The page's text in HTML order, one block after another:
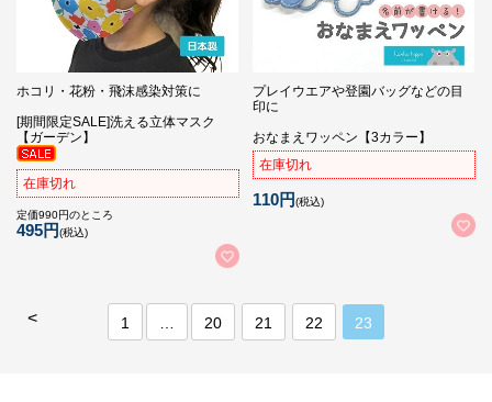
ホコリ・花粉・飛沫感染対策に
[期間限定SALE]洗える立体マスク
【ガーデン】
在庫切れ
定価990円のところ
495円(税込)
プレイウエアや登園バッグなどの目
印に
おなまえワッペン【3カラー】
在庫切れ
110円(税込)
< 1 20 21 22 23